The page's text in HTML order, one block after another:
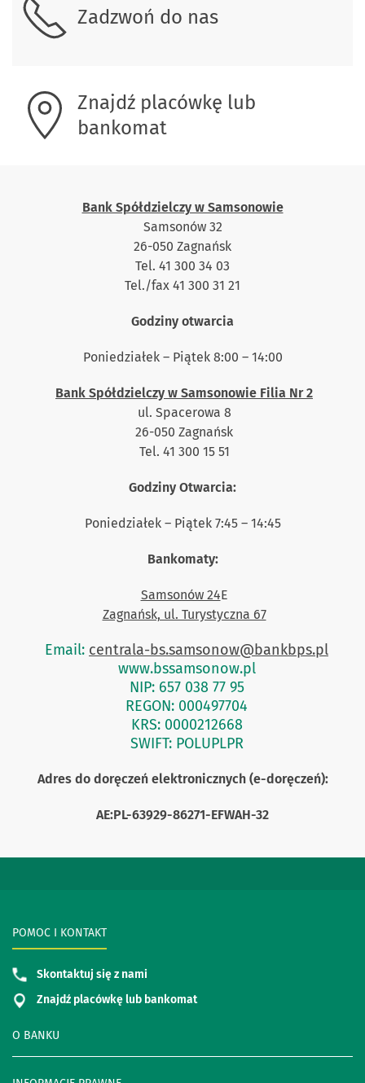
Zadzwoń do nas
Znajdź placówkę lub
bankomat
Bank Spółdzielczy w Samsonowie
Samsonów 32
26-050 Zagnańsk
Tel. 41 300 34 03
Tel./fax 41 300 31 21
Godziny otwarcia
Poniedziałek – Piątek 8:00 – 14:00
Bank Spółdzielczy w Samsonowie Filia Nr 2
ul. Spacerowa 8
26-050 Zagnańsk
Tel. 41 300 15 51
Godziny Otwarcia:
Poniedziałek – Piątek 7:45 – 14:45
Bankomaty:
Samsonów 24E
Zagnańsk, ul. Turystyczna 67
Email: centrala-bs.samsonow@bankbps.pl
www.bssamsonow.pl
NIP: 657 038 77 95
REGON: 000497704
KRS: 0000212668
SWIFT: POLUPLPR
Adres do doręczeń elektronicznych (e-doręczeń):
AE:PL-63929-86271-EFWAH-32
O BANKU
POMOC I KONTAKT
Skontaktuj się z nami
Znajdź placówkę lub bankomat